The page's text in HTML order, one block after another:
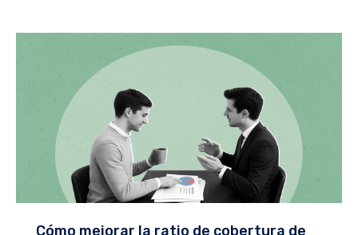
Cómo mejorar la ratio de cobertura de